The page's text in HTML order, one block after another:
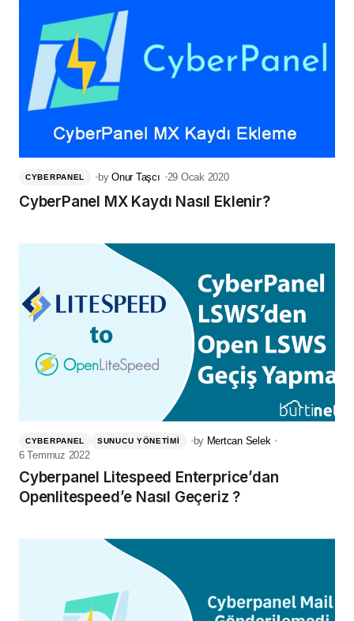
CYBERPANEL by Onur Taşcı 29 Ocak 2020
CyberPanel MX Kaydı Nasıl Eklenir?
CYBERPANEL SUNUCU YÖNETIMI by Mertcan Selek
6 Temmuz 2022
Cyberpanel Litespeed Enterprice’dan
Openlitespeed’e Nasıl Geçeriz ?